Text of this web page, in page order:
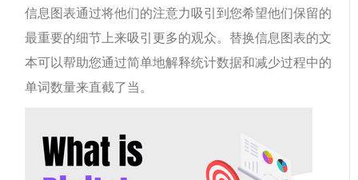
信息图表通过将他们的注意力吸引到您希望他们保留的
最重要的细节上来吸引更多的观众。替换信息图表的文
本可以帮助您通过简单地解释统计数据和减少过程中的
单词数量来直截了当。